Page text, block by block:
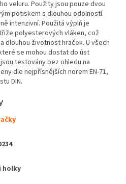
veluru. Použity jsou pouze dvou
potiskem s dlouhou odolností.
intenzivní. Použitá výplň je
polyesterových vláken, což
dlouhou životnost hraček. U všech
se mohou dostat do úst
testovány bez ohledu na
dle nejpřísnějších norem EN-71,
DIN.
holky